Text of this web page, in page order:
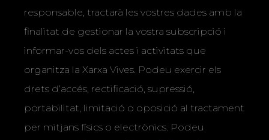
responsable, tractarà les vostres dades amb la
finalitat de gestionar la vostra subscripció i
informar-vos dels actes i activitats que
organitza la Xarxa Vives. Podeu exercir els
drets d’accés, rectificació, supressió,
portabilitat, limitació o oposició al tractament
per mitjans físics o electrònics. Podeu